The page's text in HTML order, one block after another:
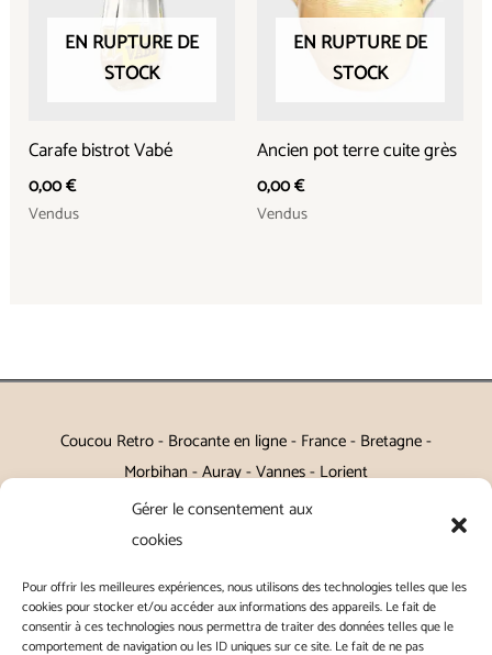
Gérer le consentement aux
cookies
Pour offrir les meilleures expériences, nous utilisons des technologies telles que les
cookies pour stocker et/ou accéder aux informations des appareils. Le fait de
consentir à ces technologies nous permettra de traiter des données telles que le
comportement de navigation ou les ID uniques sur ce site. Le fait de ne pas
EN RUPTURE DE
STOCK
Carafe bistrot Vabé
0,00€
Vendus
EN RUPTURE DE
STOCK
Ancien pot terre cuite grès
0,00€
Vendus
Coucou Retro - Brocante en ligne - France - Bretagne -
Morbihan - Auray - Vannes - Lorient
Petits meubles, décoration, miroirs, luminaires, Art de la table
Campagne Chic, Kitch
|Contact|Conditions générales de vente|Conditions